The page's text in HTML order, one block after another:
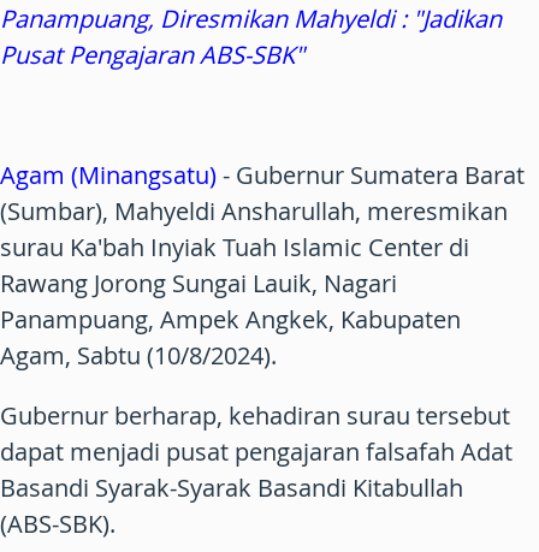
Panampuang, Diresmikan Mahyeldi : "Jadikan
Pusat Pengajaran ABS-SBK"
Agam (Minangsatu)- Gubernur Sumatera Barat
(Sumbar), Mahyeldi Ansharullah, meresmikan
surau Ka'bah Inyiak Tuah Islamic Center di
Rawang Jorong Sungai Lauik, Nagari
Panampuang, Ampek Angkek, Kabupaten
Agam, Sabtu (10/8/2024).
Gubernur berharap, kehadiran surau tersebut
dapat menjadi pusat pengajaran falsafah Adat
Basandi Syarak-Syarak Basandi Kitabullah
(ABS-SBK).